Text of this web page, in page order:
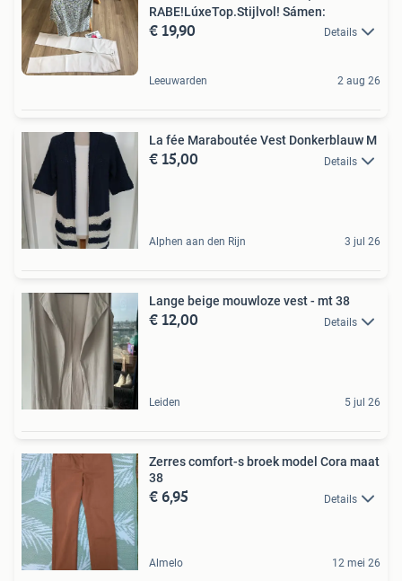
RABE!LúxeTop.Stijlvol! Sámen:
€ 19,90 Details
Leeuwarden 2 aug 26
La fée Maraboutée Vest Donkerblauw M
€ 15,00 Details
Alphen aan den Rijn 3 jul 26
Lange beige mouwloze vest - mt 38
€ 12,00 Details
Leiden 5 jul 26
Zerres comfort-s broek model Cora maat
38
€ 6,95 Details
Almelo 12 mei 26